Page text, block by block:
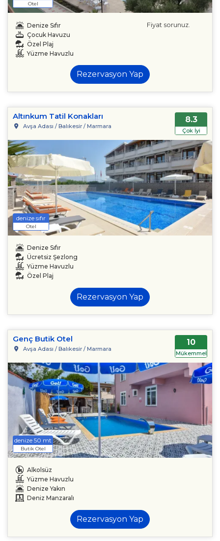
Otel
Denize Sıfır
Çocuk Havuzu
Özel Plaj
Yüzme Havuzlu
Fiyat sorunuz.
Rezervasyon Yap
Altınkum Tatil Konakları
Avşa Adası / Balıkesir / Marmara
8.3
Çok İyi
denize sıfır
Otel
Denize Sıfır
Ücretsiz Şezlong
Yüzme Havuzlu
Özel Plaj
Rezervasyon Yap
Genç Butik Otel
Avşa Adası / Balıkesir / Marmara
10
Mükemmel
denize 50 mt
Butik Otel
Alkolsüz
Yüzme Havuzlu
Denize Yakın
Deniz Manzaralı
Rezervasyon Yap